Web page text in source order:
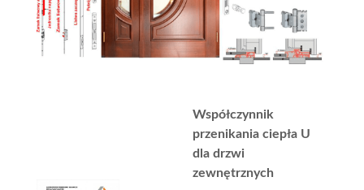
Współczynnik
przenikania ciepła U
dla drzwi
zewnętrznych